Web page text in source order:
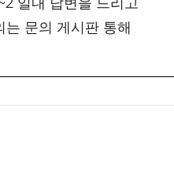
는 문의 게시판 통해